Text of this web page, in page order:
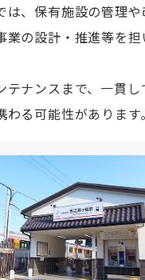
は、保有施設の管理や
業の設計・推進等を担
テナンスまで、一貫し
る可能性があります。